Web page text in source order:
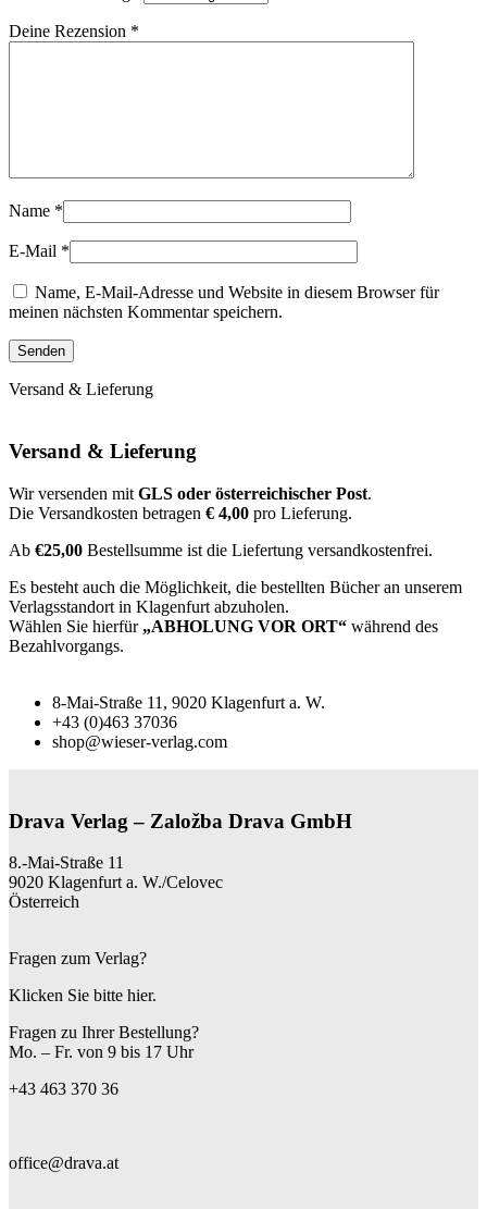
Deine Rezension *
Name *
E-Mail *
Name, E-Mail-Adresse und Website in diesem Browser für
meinen nächsten Kommentar speichern.
Versand & Lieferung
Versand & Lieferung
Wir versenden mit GLS oder österreichischer Post.
Die Versandkosten betragen € 4,00 pro Lieferung.
Ab €25,00 Bestellsumme ist die Liefertung versandkostenfrei.
Es besteht auch die Möglichkeit, die bestellten Bücher an unserem
Verlagsstandort in Klagenfurt abzuholen.
Wählen Sie hierfür „ABHOLUNG VOR ORT“ während des
Bezahlvorgangs.
8-Mai-Straße 11, 9020 Klagenfurt a. W.
+43 (0)463 37036
shop@wieser-verlag.com
Drava Verlag – Založba Drava GmbH
8.-Mai-Straße 11
9020 Klagenfurt a. W./Celovec
Österreich
Fragen zum Verlag?
Klicken Sie bitte hier.
Fragen zu Ihrer Bestellung?
Mo. – Fr. von 9 bis 17 Uhr
+43 463 370 36
office@drava.at